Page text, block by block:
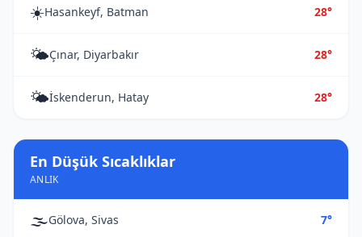
☀️Hasankeyf, Batman 28°
🌤️Çınar, Diyarbakır 28°
🌤️İskenderun, Hatay 28°
En Düşük Sıcaklıklar
ANLIK
🌫️Gölova, Sivas 7°